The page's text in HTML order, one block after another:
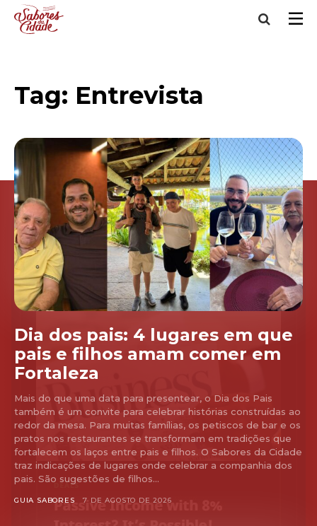
Tag: Entrevista
Dia dos pais: 4 lugares em que
pais e filhos amam comer em
Fortaleza
Mais do que uma data para presentear, o Dia dos Pais
também é um convite para celebrar histórias construídas ao
redor da mesa. Para muitas famílias, os petiscos de bar e os
pratos nos restaurantes se transformam em tradições que
fortalecem os laços entre pais e filhos. O Sabores da Cidade
traz indicações de lugares onde celebrar a companhia dos
pais. São sugestões de filhos...
GUIA SABORES 7 DE AGOSTO DE 2026